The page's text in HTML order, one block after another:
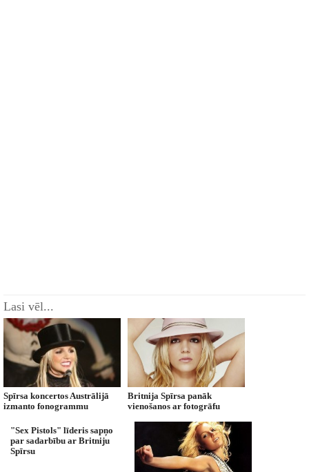
Lasi vēl...
Spīrsa koncertos Austrālijā
izmanto fonogrammu
Britnija Spīrsa panāk
vienošanos ar fotogrāfu
"Sex Pistols" līderis sapņo
par sadarbību ar Britniju
Spīrsu